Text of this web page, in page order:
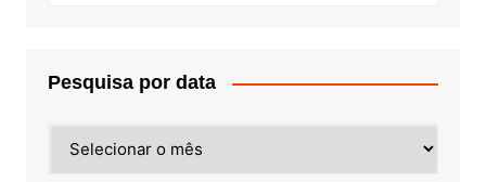
Pesquisa por data
por